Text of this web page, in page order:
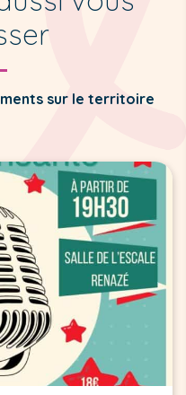
sur le territoire